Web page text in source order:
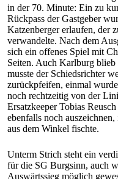
in der 70. Minute: Ein zu
Rückpass der Gastgeber
Katzenberger erlaufen, der
verwandelte. Nach dem
sich ein offenes Spiel mit
Seiten. Auch Karlburg
musste der Schiedsrichter
zurückpfeifen, einmal
noch rechtzeitig von der
Ersatzkeeper Tobias
ebenfalls noch
aus dem Winkel fischte.
Unterm Strich steht ein
für die SG Burgsinn, auch
Auswärtssieg möglich